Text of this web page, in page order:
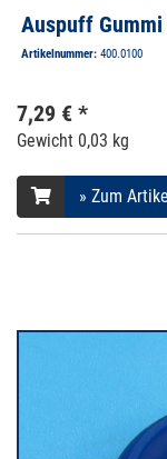
Auspuff
Artikelnummer: 400.0100
7,29 € *
Gewicht 0,03 kg
» Zum